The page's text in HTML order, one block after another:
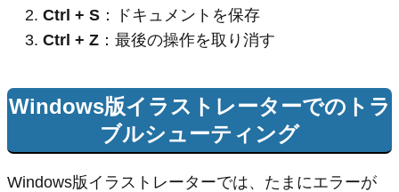
Ctrl + S ：ドキュメントを保存
Ctrl + Z ：最後の操作を取り消す
Windows版イラストレーターでのトラ
ブルシューティング
Windows版イラストレーターでは、たまにエラーが